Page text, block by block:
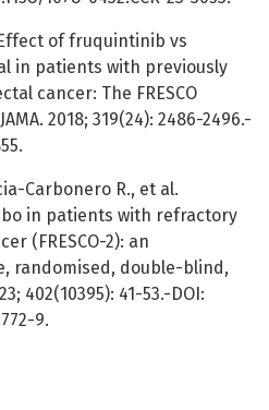
Effect of fruquintinib vs
in patients with previously
cancer: The FRESCO
2018; 319(24): 2486-2496.-
Carbonero R., et al.
in patients with refractory
(FRESCO-2): an
randomised, double-blind,
402(10395): 41-53.-DOI:
9.